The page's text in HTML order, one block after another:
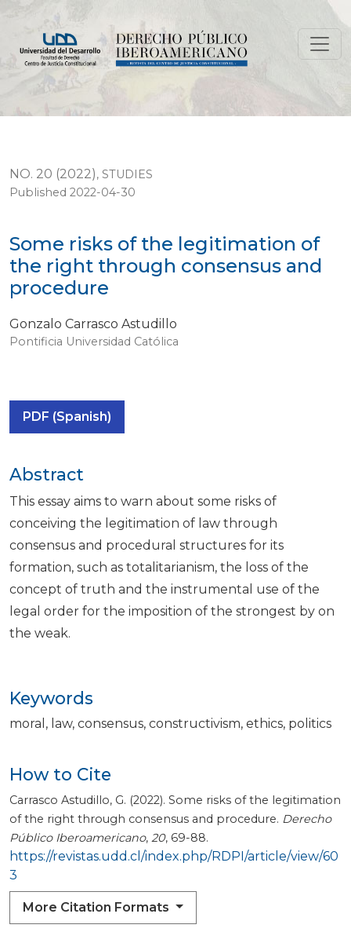
Some risks of the legitimation of the right through
NO. 20 (2022), STUDIES
Some risks of the legitimation of
the right through consensus and
procedure
Published 2022-04-30
Gonzalo Carrasco Astudillo
Pontificia Universidad Católica
PDF (Spanish)
Keywords
moral law consensus constructivism ethics politics
How to Cite
Carrasco Astudillo, G. (2022). Some risks of the legitimation
of the right through consensus and procedure. Derecho
Público Iberoamericano, 20, 69-88.
https://revistas.udd.cl/index.php/RDPI/article/view/60
3
More Citation Formats
Abstract
This essay aims to warn about some risks of
conceiving the legitimation of law through
consensus and procedural structures for its
formation, such as totalitarianism, the loss of the
concept of truth and the instrumental use of the
legal order for the imposition of the strongest by on
the weak.